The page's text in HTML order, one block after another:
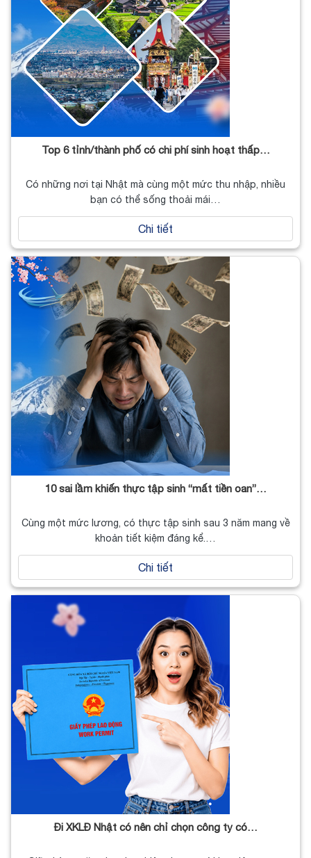
Top 6 tỉnh/thành phố có chi phí sinh hoạt thấp…
Có những nơi tại Nhật mà cùng một mức thu nhập, nhiều
bạn có thể sống thoải mái…
Chi tiết
10 sai lầm khiến thực tập sinh “mất tiền oan”…
Cùng một mức lương, có thực tập sinh sau 3 năm mang về
khoản tiết kiệm đáng kể.…
Chi tiết
Đi XKLĐ Nhật có nên chỉ chọn công ty có…